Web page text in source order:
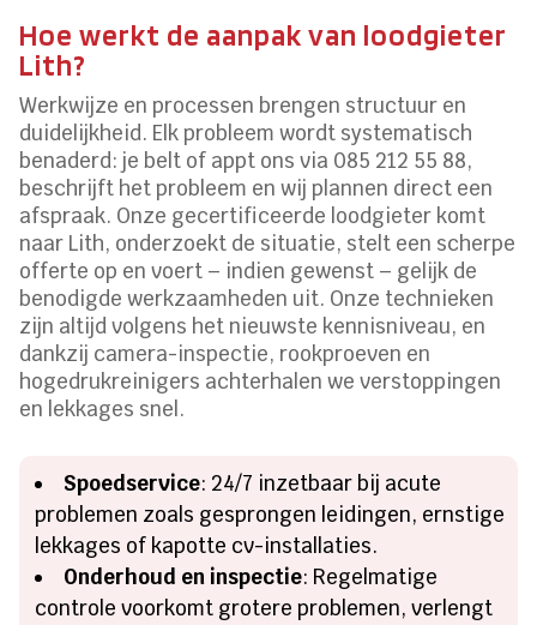
Hoe werkt de aanpak van loodgieter
Lith?
Werkwijze en processen brengen structuur en
duidelijkheid. Elk probleem wordt systematisch
benaderd: je belt of appt ons via 085 212 55 88,
beschrijft het probleem en wij plannen direct een
afspraak. Onze gecertificeerde loodgieter komt
naar Lith, onderzoekt de situatie, stelt een scherpe
offerte op en voert – indien gewenst – gelijk de
benodigde werkzaamheden uit. Onze technieken
zijn altijd volgens het nieuwste kennisniveau, en
dankzij camera-inspectie, rookproeven en
hogedrukreinigers achterhalen we verstoppingen
en lekkages snel.
Spoedservice: 24/7 inzetbaar bij acute
problemen zoals gesprongen leidingen, ernstige
lekkages of kapotte cv-installaties.
Onderhoud en inspectie: Regelmatige
controle voorkomt grotere problemen, verlengt